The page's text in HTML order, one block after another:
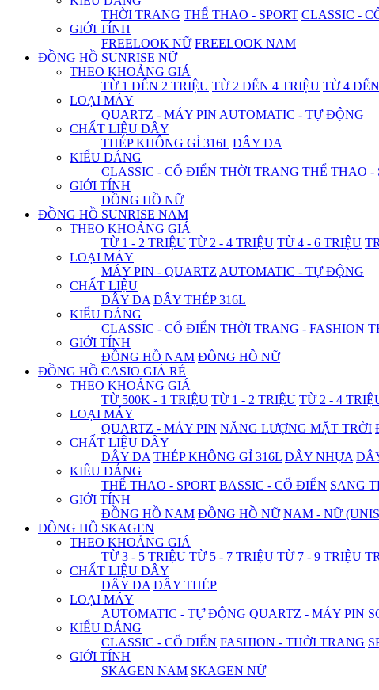
THỜI TRANG THỂ THAO - SPORT CLASSIC -
GIỚI TÍNH
FREELOOK NỮ FREELOOK NAM
ĐỒNG HỒ SUNRISE NỮ
THEO KHOẢNG GIÁ
TỪ 1 ĐẾN 2 TRIỆU TỪ 2 ĐẾN 4 TRIỆU TỪ 4
LOẠI MÁY
QUARTZ - MÁY PIN AUTOMATIC - TỰ ĐỘNG
CHẤT LIỆU DÂY
THÉP KHÔNG GỈ 316L DÂY DA
KIỂU DÁNG
CLASSIC - CỔ ĐIỂN THỜI TRANG THỂ THAO -
GIỚI TÍNH
ĐỒNG HỒ NỮ
ĐỒNG HỒ SUNRISE NAM
THEO KHOẢNG GIÁ
TỪ 1 - 2 TRIỆU TỪ 2 - 4 TRIỆU TỪ 4 - 6 TRIỆU
LOẠI MÁY
MÁY PIN - QUARTZ AUTOMATIC - TỰ ĐỘNG
CHẤT LIỆU
DÂY DA DÂY THÉP 316L
KIỂU DÁNG
CLASSIC - CỔ ĐIỂN THỜI TRANG - FASHION
GIỚI TÍNH
ĐỒNG HỒ NAM ĐỒNG HỒ NỮ
ĐỒNG HỒ CASIO GIÁ RẺ
THEO KHOẢNG GIÁ
TỪ 500K - 1 TRIỆU TỪ 1 - 2 TRIỆU TỪ 2 - 4
LOẠI MÁY
QUARTZ - MÁY PIN NĂNG LƯỢNG MẶT TRỜI
CHẤT LIỆU DÂY
DÂY DA THÉP KHÔNG GỈ 316L DÂY NHỰA
KIỂU DÁNG
THỂ THAO - SPORT BASSIC - CỔ ĐIỂN SANG
GIỚI TÍNH
ĐỒNG HỒ NAM ĐỒNG HỒ NỮ NAM - NỮ
ĐỒNG HỒ SKAGEN
THEO KHOẢNG GIÁ
TỪ 3 - 5 TRIỆU TỪ 5 - 7 TRIỆU TỪ 7 - 9 TRIỆU
CHẤT LIỆU DÂY
DÂY DA DÂY THÉP
LOẠI MÁY
AUTOMATIC - TỰ ĐỘNG QUARTZ - MÁY PIN
KIỂU DÁNG
CLASSIC - CỔ ĐIỂN FASHION - THỜI TRANG
GIỚI TÍNH
SKAGEN NAM SKAGEN NỮ